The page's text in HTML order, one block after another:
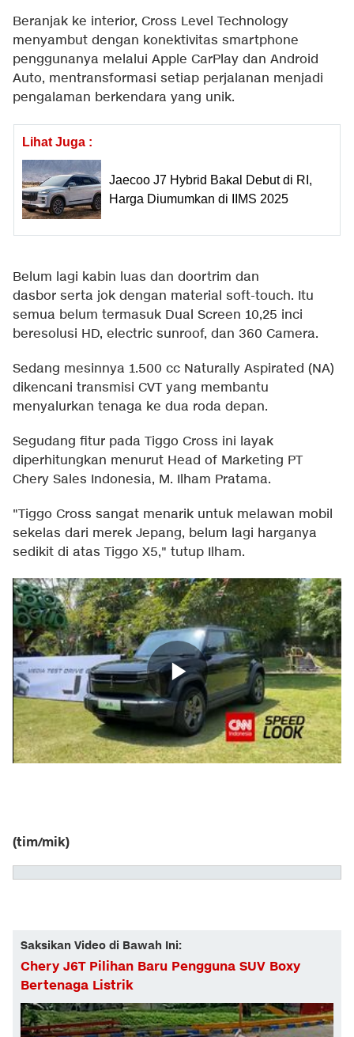
Beranjak ke interior, Cross Level Technology
menyambut dengan konektivitas smartphone
penggunanya melalui Apple CarPlay dan Android
Auto, mentransformasi setiap perjalanan menjadi
pengalaman berkendara yang unik.
Lihat Juga :
Jaecoo J7 Hybrid Bakal Debut di RI,
Harga Diumumkan di IIMS 2025
Belum lagi kabin luas dan doortrim dan
dasbor serta jok dengan material soft-touch. Itu
semua belum termasuk Dual Screen 10,25 inci
beresolusi HD, electric sunroof, dan 360 Camera.
Sedang mesinnya 1.500 cc Naturally Aspirated (NA)
dikencani transmisi CVT yang membantu
menyalurkan tenaga ke dua roda depan.
Segudang fitur pada Tiggo Cross ini layak
diperhitungkan menurut Head of Marketing PT
Chery Sales Indonesia, M. Ilham Pratama.
"Tiggo Cross sangat menarik untuk melawan mobil
sekelas dari merek Jepang, belum lagi harganya
sedikit di atas Tiggo X5," tutup Ilham.
(tim/mik)
Saksikan Video di Bawah Ini:
Chery J6T Pilihan Baru Pengguna SUV Boxy
Bertenaga Listrik